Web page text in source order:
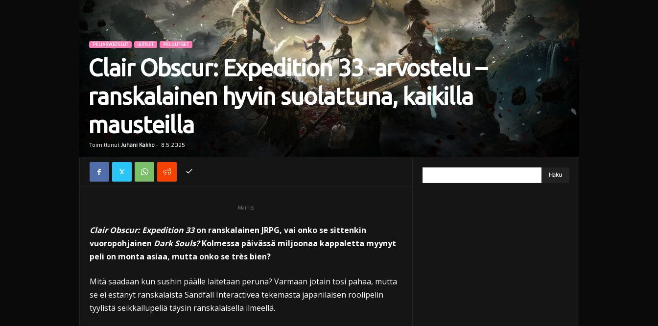
PELIARVOSTELUT UUTISET PELIUUTISET
Clair Obscur: Expedition 33 -arvostelu –
ranskalainen hyvin suolattuna, kaikilla
mausteilla
Toimittanut Juhani Kakko- 8.5.2025
Mainos
Clair Obscur: Expedition 33on ranskalainen JRPG, vai onko se sittenkin
vuoropohjainen Dark Souls?Kolmessa päivässä miljoonaa kappaletta myynyt
peli on monta asiaa, mutta onko se très bien?
Mitä saadaan kun sushin päälle laitetaan peruna? Varmaan jotain tosi pahaa, mutta
se ei estänyt ranskalaista Sandfall Interactivea tekemästä japanilaisen roolipelin
tyylistä seikkailupeliä täysin ranskalaisella ilmeellä.